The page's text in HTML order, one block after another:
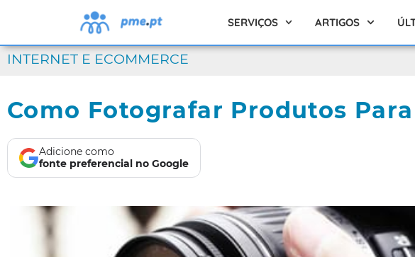
SERVIÇOS ARTIGOS
INTERNET E ECOMMERCE
Como Fotografar Produtos
Adicione como
fonte preferencial no Google